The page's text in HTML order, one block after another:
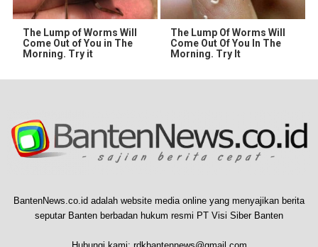
The Lump of Worms Will
Come Out of You in The
Morning. Try it
The Lump Of Worms Will
Come Out Of You In The
Morning. Try It
BantenNews.co.id adalah website media online yang menyajikan berita
seputar Banten berbadan hukum resmi PT Visi Siber Banten